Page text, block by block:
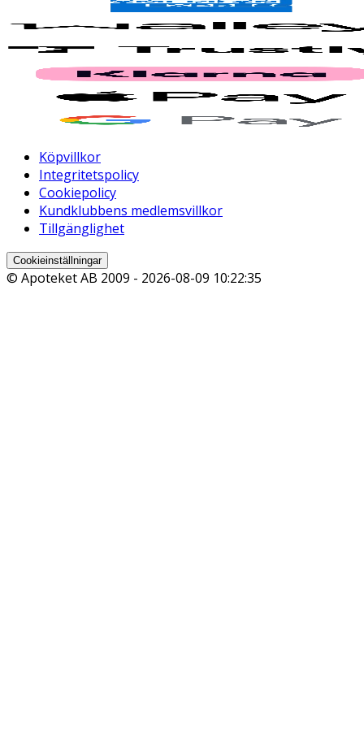
Köpvillkor
Integritetspolicy
Cookiepolicy
Kundklubbens medlemsvillkor
Tillgänglighet
Cookieinställningar
© Apoteket AB 2009 - 2026-08-09 10:22:35